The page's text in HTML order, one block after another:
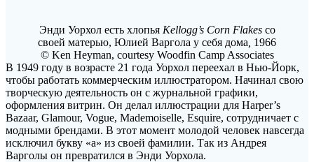
Энди Уорхол есть хлопья Kellogg’s Corn Flakesсо
своей матерью, Юлией Варгола у себя дома 1966
© Ken Heyman, courtesy Woodfin Camp Associates
В 1949 году в возрасте 21 года Уорхол переехал в Нью-Йорк,
чтобы работать коммерческим иллюстратором. Начинал свою
творческую деятельность он с журнальной графики,
оформления витрин. Он делал иллюстрации для Harper’s
Bazaar, Glamour, Vogue, Mademoiselle, Esquire, сотрудничает с
модными брендами. В этот момент молодой человек навсегда
исключил букву «а» из своей фамилии. Так из Андрея
Варголы он превратился в Энди Уорхола.